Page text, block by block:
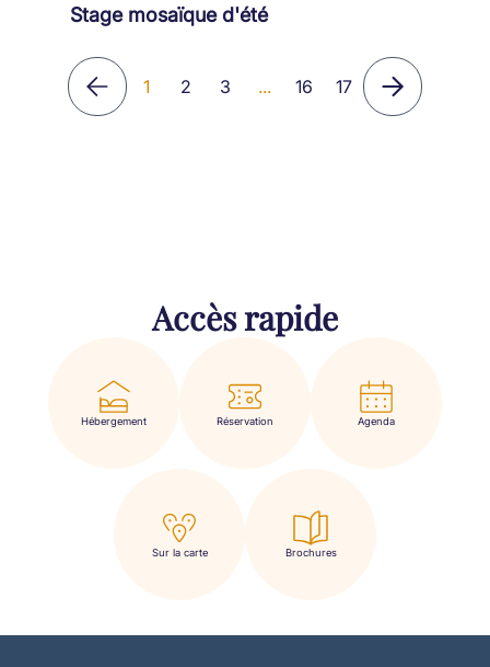
Stage mosaïque d'été
1 2 3 ... 16 17
Accès rapide
Hébergement Réservation Agenda
Sur la carte Brochures